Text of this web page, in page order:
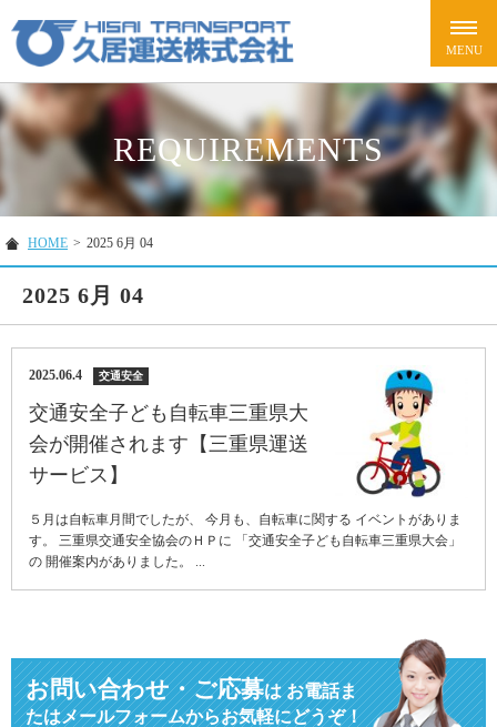
REQUIREMENTS
HOME > 2025 6月 04
2025 6月 04
2025.06.4 交通安全
交通安全子ども自転車三重県大
会が開催されます【三重県運送
サービス】
５月は自転車月間でしたが、 今月も、自転車に関する イベントがありま
す。 三重県交通安全協会のＨＰに 「交通安全子ども自転車三重県大会」
の 開催案内がありました。 ...
お問い合わせ・ご応募はお電話ま
たはメールフォームからお気軽にどうぞ！